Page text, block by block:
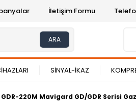
İletişim Formu
ARA
SİNYAL-İKAZ
220M Mavigard GD/GDR Serisi